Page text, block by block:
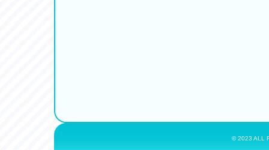
© 2023 ALL